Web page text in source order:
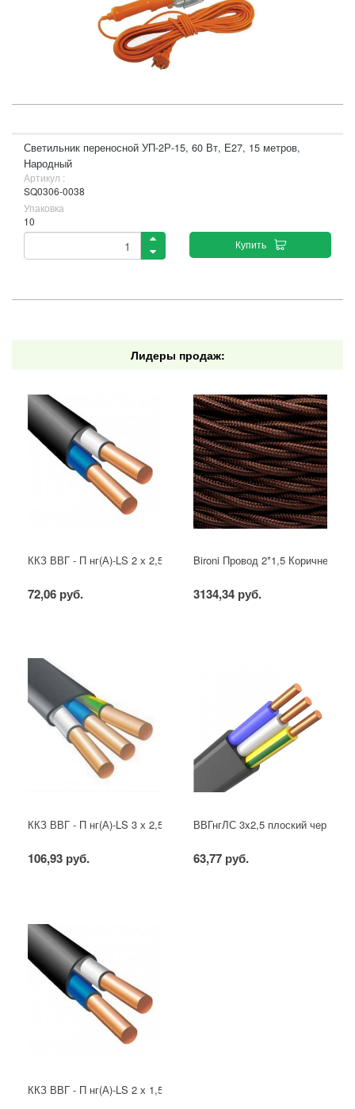
Светильник переносной УП-2Р-15, 60 Вт, Е27, 15 метров,
Народный
Артикул :
SQ0306-0038
Упаковка
10
Купить
Лидеры продаж:
ККЗ ВВГ - П нг(А)-LS 2 х 2,5 ГОСТ
72,06 руб.
Bironi Провод 2*1,5 Коричневый
3134,34 руб.
ККЗ ВВГ - П нг(А)-LS 3 х 2,5 ГОСТ
106,93 руб.
ВВГнгЛС 3x2,5 плоский черный
63,77 руб.
ККЗ ВВГ - П нг(А)-LS 2 х 1,5 ГОСТ